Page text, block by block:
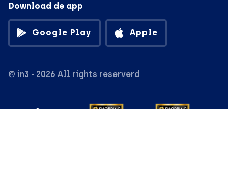
Download de app
Google Play Apple
© in3 - 2026 All rights reserverd